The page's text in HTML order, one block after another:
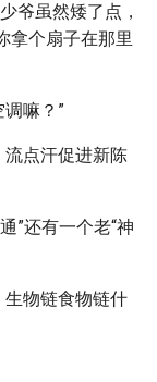
爷虽然矮了点，
拿个扇子在那里
嘛？”
流点汗促进新陈
”还有一个老“神
生物链食物链什